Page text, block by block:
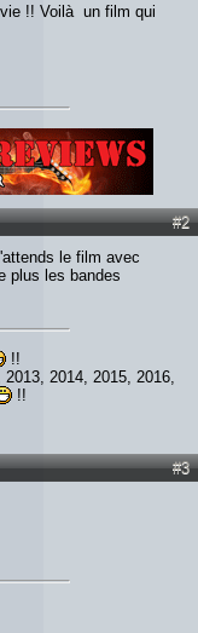
!! Voilà un film qui
#2
le film avec
plus les bandes
!!
2014, 2015, 2016,
!!
#3